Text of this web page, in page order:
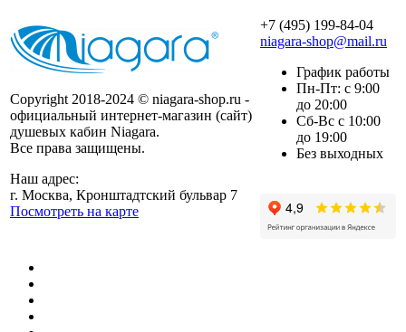
Copyright 2018-2024 © niagara-shop.ru -
официальный интернет-магазин (сайт)
душевых кабин Niagara.
Все права защищены.
Наш адрес:
г. Москва, Кронштадтский бульвар 7
Посмотреть на карте
+7 (495) 199-84-04
niagara-shop@mail.ru
График работы
Пн-Пт: с 9:00
до 20:00
Сб-Вс с 10:00
до 19:00
Без выходных